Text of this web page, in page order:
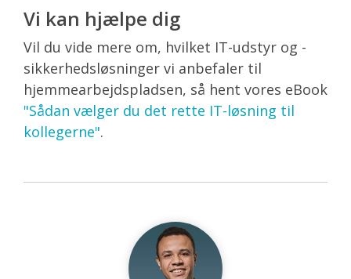
Vi kan hjælpe dig
Vil du vide mere om, hvilket IT-udstyr og -
sikkerhedsløsninger vi anbefaler til
hjemmearbejdspladsen, så hent vores eBook
"Sådan vælger du det rette IT-løsning til
kollegerne".